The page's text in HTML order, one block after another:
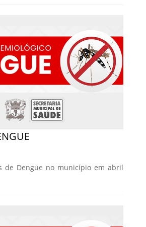
de Dengue no município em abril